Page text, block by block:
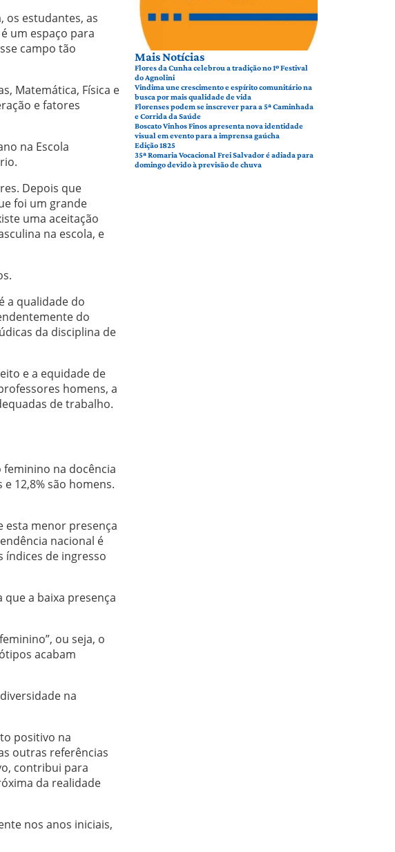
os estudantes, as
um espaço para
campo tão
Matemática, Física e
e fatores
na Escola
Depois que
foi um grande
uma aceitação
na escola, e
a qualidade do
do
da disciplina de
e a equidade de
homens, a
de trabalho.
feminino na docência
12,8% são homens.
esta menor presença
nacional é
índices de ingresso
que a baixa presença
ou seja, o
acabam
na
positivo na
outras referências
contribui para
da realidade
nos anos iniciais,
Mais Notícias
Flores da Cunha celebrou a tradição no 1º Festival
do Agnolini
Vindima une crescimento e espírito comunitário na
busca por mais qualidade de vida
Florenses podem se inscrever para a 5ª Caminhada
e Corrida da Saúde
Boscato Vinhos Finos apresenta nova identidade
visual em evento para a imprensa gaúcha
Edição 1825
35ª Romaria Vocacional Frei Salvador é adiada para
domingo devido à previsão de chuva